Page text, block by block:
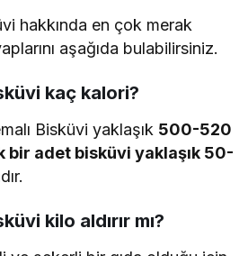
hakkında en çok merak
aşağıda bulabilirsiniz.
kaç kalori?
Bisküvi yaklaşık 500-520
bir adet bisküvi yaklaşık 50-
kilo aldırır mı?